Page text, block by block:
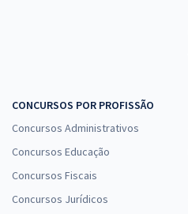
CONCURSOS POR PROFISSÃO
Concursos Administrativos
Concursos Educação
Concursos Fiscais
Concursos Jurídicos